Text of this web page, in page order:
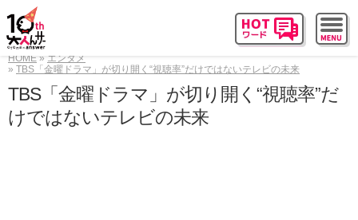
HOME
エンタメ
TBS「金曜ドラマ」が切り開く“視聴率”だけではないテレビの未来
TBS「金曜ドラマ」が切り開く“視聴率”だ
けではないテレビの未来